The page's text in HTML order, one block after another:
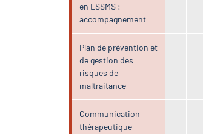
en ESSMS :
accompagnement
Plan de prévention et
de gestion des
risques de
maltraitance
Communication
thérapeutique